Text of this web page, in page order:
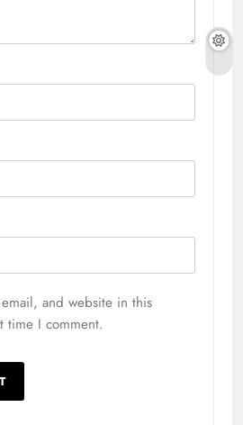
and website in this
time I comment.